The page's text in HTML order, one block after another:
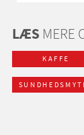
LÆS MERE
KAFFE